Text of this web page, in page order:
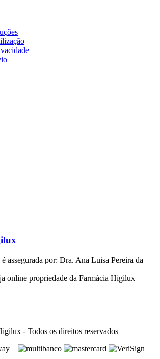
assegurada por: Dra. Ana Luisa Pereira da
online propriedade da Farmácia Higilux
- Todos os direitos reservados